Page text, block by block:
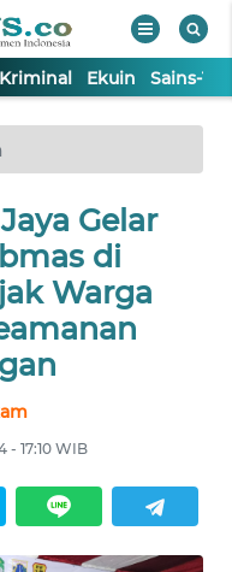
Kriminal Ekuin Sains-
Gelar
di
Warga
- 17:10 WIB